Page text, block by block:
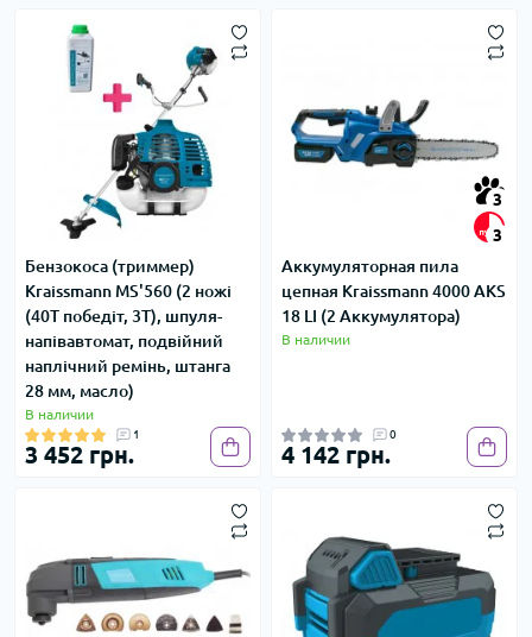
Бензокоса (триммер)
Kraissmann MS'560 (2 ножі
(40T победіт, 3Т), шпуля-
напівавтомат, подвійний
наплічний ремінь, штанга
28 мм, масло)
В наличии
1
3 452 грн.
3
3
Аккумуляторная пила
цепная Kraissmann 4000 AKS
18 LI (2 Аккумулятора)
В наличии
0
4 142 грн.